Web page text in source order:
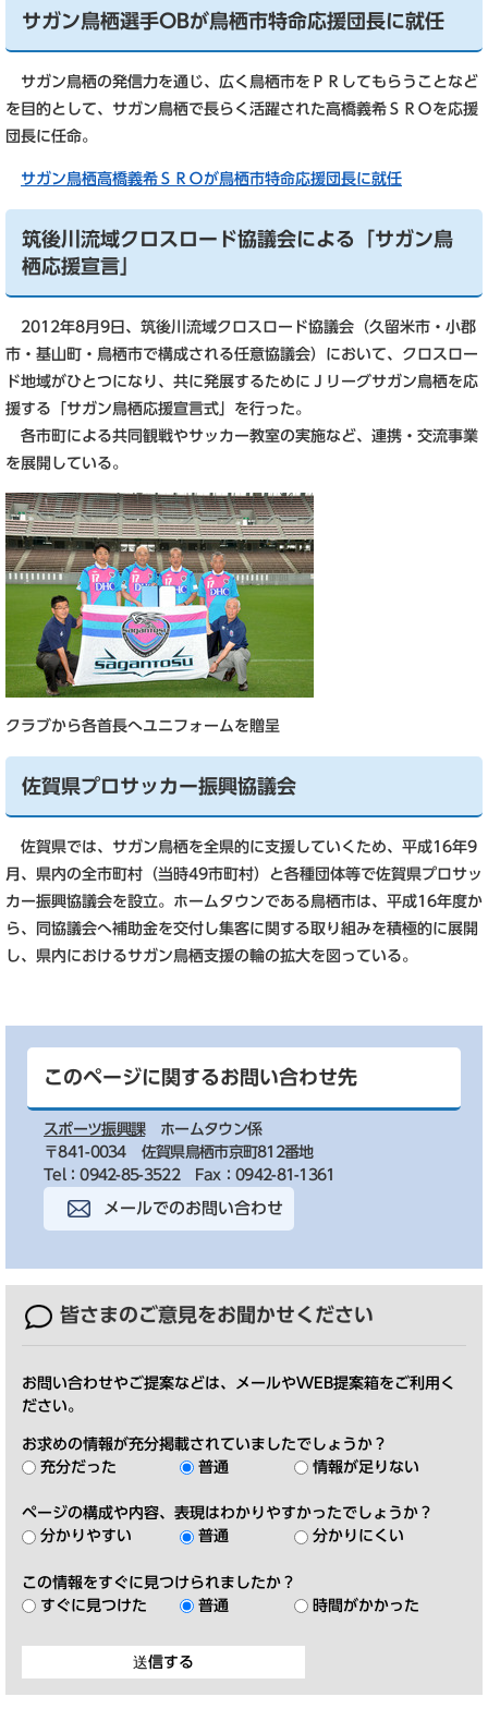
サガン鳥栖選手OBが鳥栖市特命応援団長に就任
サガン鳥栖の発信力を通じ、広く鳥栖市をＰＲしてもらうことなど
を目的として、サガン鳥栖で長らく活躍された高橋義希ＳＲＯを応援
団長に任命。
サガン鳥栖高橋義希ＳＲＯが鳥栖市特命応援団長に就任
筑後川流域クロスロード協議会による「サガン鳥
栖応援宣言」
2012年8月9日、筑後川流域クロスロード協議会（久留米市・小郡
市・基山町・鳥栖市で構成される任意協議会）において、クロスロー
ド地域がひとつになり、共に発展するためにＪリーグサガン鳥栖を応
援する「サガン鳥栖応援宣言式」を行った。
各市町による共同観戦やサッカー教室の実施など、連携・交流事業
を展開している。
クラブから各首長へユニフォームを贈呈
佐賀県プロサッカー振興協議会
佐賀県では、サガン鳥栖を全県的に支援していくため、平成16年9
月、県内の全市町村（当時49市町村）と各種団体等で佐賀県プロサッ
カー振興協議会を設立。ホームタウンである鳥栖市は、平成16年度か
ら、同協議会へ補助金を交付し集客に関する取り組みを積極的に展開
し、県内におけるサガン鳥栖支援の輪の拡大を図っている。
このページに関するお問い合わせ先
スポーツ振興課
ホームタウン係
〒841-0034
佐賀県鳥栖市京町812番地
Tel：0942-85-3522
Fax：0942-81-1361
メールでのお問い合わせ
皆さまのご意見をお聞かせください
お問い合わせやご提案などは、メールやWEB提案箱をご利用く
ださい。
お求めの情報が充分掲載されていましたでしょうか？
充分だった
普通 情報が足りない
ページの構成や内容、表現はわかりやすかったでしょうか？
分かりやすい
普通 分かりにくい
この情報をすぐに見つけられましたか？
すぐに見つけた
普通 時間がかかった